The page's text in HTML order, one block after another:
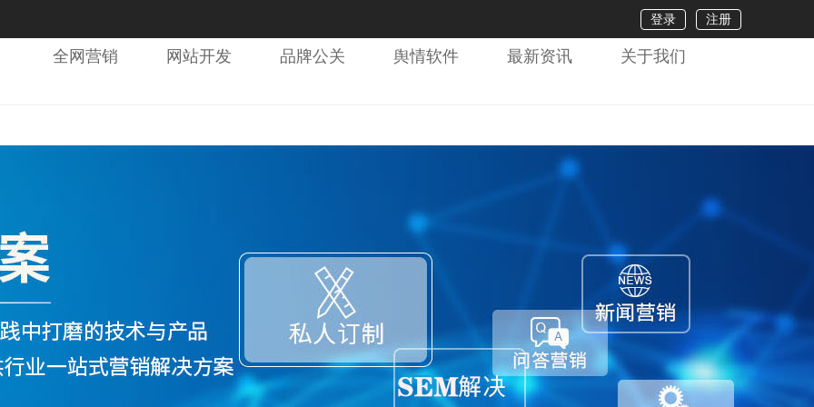
登录 注册
全网营销 网站开发 品牌公关 舆情软件 最新资讯 关于我们